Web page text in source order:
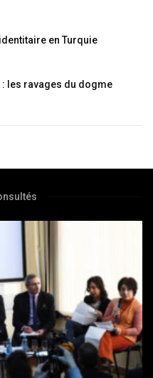
identitaire en Turquie
les ravages du dogme